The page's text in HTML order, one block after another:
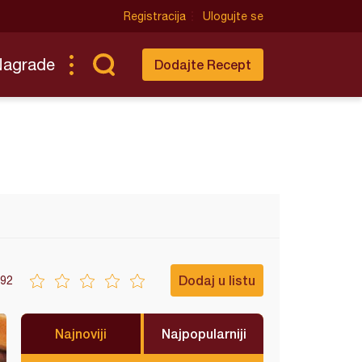
Registracija Ulogujte se
Dodajte Recept
Dodaj u listu
Najnoviji Najpopularniji